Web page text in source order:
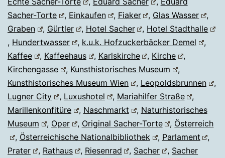
Sacher-Torte
, Einkaufen , Fiaker , Glas Wasser
,
Graben
, Gürtler , Hotel Sacher , Hotel Stadthalle
, Hundertwasser , k.u.k. Hofzuckerbäcker Demel
,
Kaffee
, Kaffeehaus , Karlskirche , Kirche
,
Kirchengasse
, Kunsthistorisches Museum
,
Kunsthistorisches Museum Wien
, Leopoldsbrunnen
,
Lugner City
, Luxushotel , Mariahilfer Straße
,
Marillenkonfitüre
, Naschmarkt , Naturhistorisches
Museum
, Oper , Original Sacher-Torte , Österreich
, Österreichische Nationalbibliothek , Parlament
,
Prater
, Rathaus , Riesenrad , Sacher , Sacher